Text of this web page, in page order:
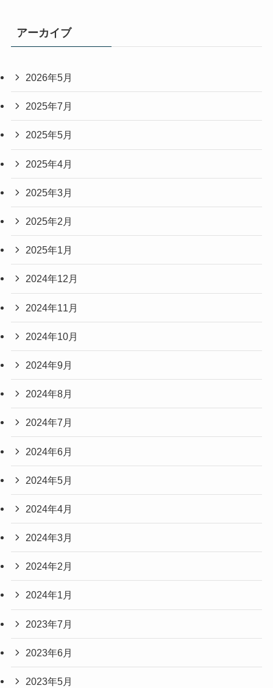
アーカイブ
2026年5月
2025年7月
2025年5月
2025年4月
2025年3月
2025年2月
2025年1月
2024年12月
2024年11月
2024年10月
2024年9月
2024年8月
2024年7月
2024年6月
2024年5月
2024年4月
2024年3月
2024年2月
2024年1月
2023年7月
2023年6月
2023年5月